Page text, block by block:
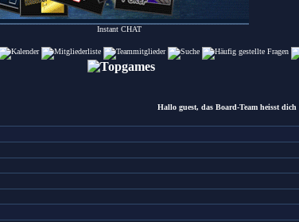
Instant CHAT
Hallo guest, das Board-Team heisst dich